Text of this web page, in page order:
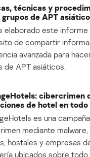
técnicas y
grupos de APT
elaborado este informe
de compartir
avanzada para
de APT asiáticos.
cibercrimen
de hotel en todo
es una
mediante
hostales y empresas
ubicados sobre